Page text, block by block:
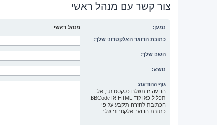
צור קשר עם מנהל ראשי
נמען: מנהל ראשי
כתובת הדואר האלקטרוני שלך:
השם שלך:
נושא:
גוף ההודעה:
הודעה זו תשלח כטקסט נקי, אל
הכתובת לחזרה תיקבע על פי
כתובת הדואר אלקטרוני שלך.